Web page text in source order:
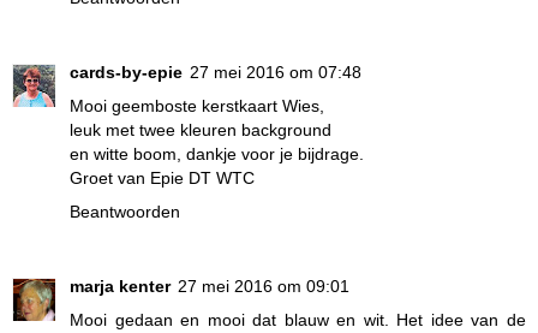
cards-by-epie 27 mei 2016 om 07:48
Mooi geemboste kerstkaart Wies,
leuk met twee kleuren background
en witte boom, dankje voor je bijdrage.
Groet van Epie DT WTC
Beantwoorden
marja kenter 27 mei 2016 om 09:01
Mooi gedaan en mooi dat blauw en wit. Het idee van de